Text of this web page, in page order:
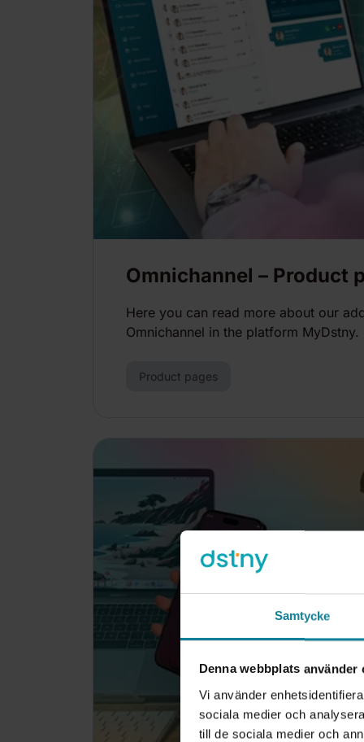
Samtycke
Denna webbplats använder
Vi använder
sociala medier och
till de sociala medier och
Omnichannel – Product
Here you can read more about our
Omnichannel in the platform MyDstny.
Product pages